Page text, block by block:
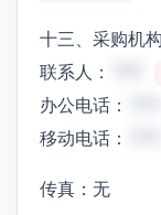
十三、采购机
联系人：
办公电话：
移动电话：
传真：无